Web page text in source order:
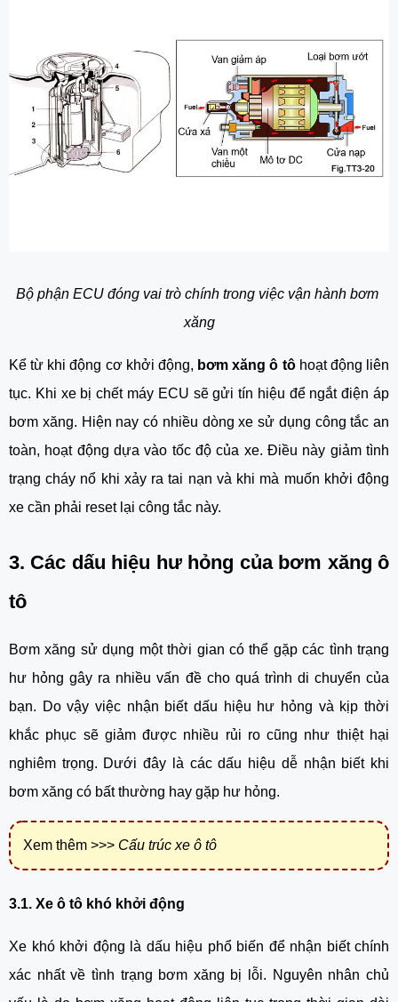
Bộ phận ECU đóng vai trò chính trong việc vận hành bơm
xăng
Kể từ khi động cơ khởi động, bơm xăng ô tô hoạt động liên
tục. Khi xe bị chết máy ECU sẽ gửi tín hiệu để ngắt điện áp
bơm xăng. Hiện nay có nhiều dòng xe sử dụng công tắc an
toàn, hoạt động dựa vào tốc độ của xe. Điều này giảm tình
trạng cháy nổ khi xảy ra tai nạn và khi mà muốn khởi động
xe cần phải reset lại công tắc này.
3. Các dấu hiệu hư hỏng của bơm xăng ô
tô
Bơm xăng sử dụng một thời gian có thể gặp các tình trạng
hư hỏng gây ra nhiều vấn đề cho quá trình di chuyển của
bạn. Do vậy việc nhận biết dấu hiệu hư hỏng và kịp thời
khắc phục sẽ giảm được nhiều rủi ro cũng như thiệt hại
nghiêm trọng. Dưới đây là các dấu hiệu dễ nhận biết khi
bơm xăng có bất thường hay gặp hư hỏng.
Xem thêm >>> Cấu trúc xe ô tô
3.1. Xe ô tô khó khởi động
Xe khó khởi động là dấu hiệu phổ biến để nhận biết chính
xác nhất về tình trạng bơm xăng bị lỗi. Nguyên nhân chủ